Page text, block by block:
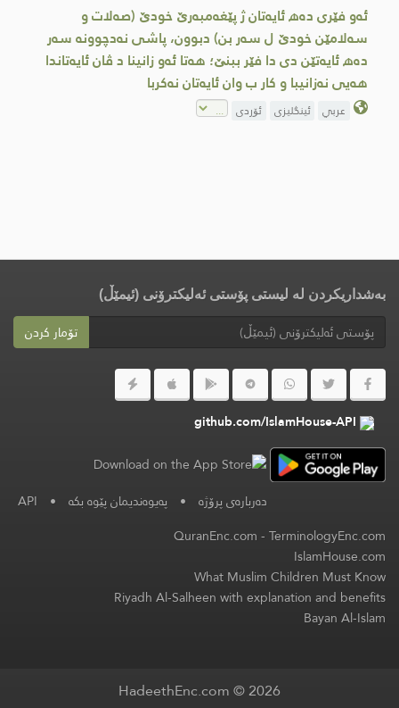
ئه‌و فێری ده‌ھ ئایه‌تان ژ پێغه‌مبه‌رێ خودێ (صه‌لات و
سه‌لامێن خودێ ل سه‌ر بن) دبوون، پاشی نه‌دچوونه‌ سه‌ر
ده‌ھ ئایه‌تێن دی دا فێر ببنێ؛ هه‌تا ئه‌و زانینا د ڤان ئایه‌تاندا
هه‌یی نه‌زانیبا و كار ب وان ئایه‌تان نه‌كربا
عربي ئینگلیزی ئۆردی
بەشداریکردن لە لیستی پۆستی ئەلیکترۆنی (ئیمێڵ)
تۆمار کردن
github.com/IslamHouse-API
دەربارەی پرۆژە • پەیوەندیمان پێوە بکە •
API
QuranEnc.com-TerminologyEnc.com
IslamHouse.com
What Muslim Children Must Know
Riyadh Al-Salheen with explanation and benefits
Bayan Al-Islam
HadeethEnc.com © 2026